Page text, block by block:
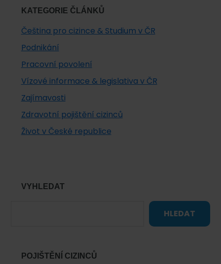
KATEGORIE ČLÁNKŮ
Čeština pro cizince & Studium v ČR
Podnikání
Pracovní povolení
Vízové informace & legislativa v ČR
Zajímavosti
Zdravotní pojištění cizinců
Život v České republice
VYHLEDAT
HLEDAT
POJIŠTĚNÍ CIZINCŮ